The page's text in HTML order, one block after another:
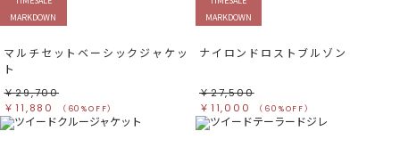
MARKDOWN
マルチセットベーシックジャケッ
ト
￥29,700
￥11,880
（60%OFF）
MARKDOWN
ナイロンドロストブルゾン
￥27,500
￥11,000
（60%OFF）